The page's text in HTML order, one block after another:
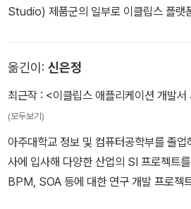
Studio) 제품군의 일부로 이클립스 플랫
a)의 몇 가지 플러그인을 웹스피어 스튜
션하기도 했다. 맥 OS X용 이클립스 2.1
서 오픈소스 커뮤니티에 참여했으며, 이
ssador)의 결승 진출자이기도 하다. 최
Java)를 다루는 InfoQ에 이클립스와
실었다. 2011 OSGi 커뮤니티 행사에서
옮긴이: 신은정
최근작 : <이클립스 애플리케이션 개발
(모두보기)
아주대학교 정보 및 컴퓨터공학부를 졸
사에 입사해 다양한 산업의 SI 프로젝트
BPM, SOA 등에 대한 연구 개발 프로젝